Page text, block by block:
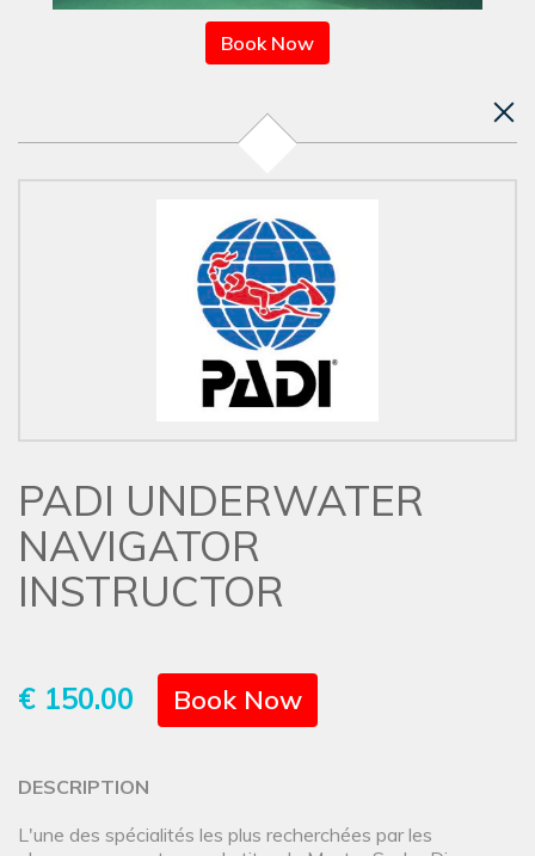
Book Now
PADI UNDERWATER
NAVIGATOR
INSTRUCTOR
€ 150.00 Book Now
DESCRIPTION
L'une des spécialités les plus recherchées par les